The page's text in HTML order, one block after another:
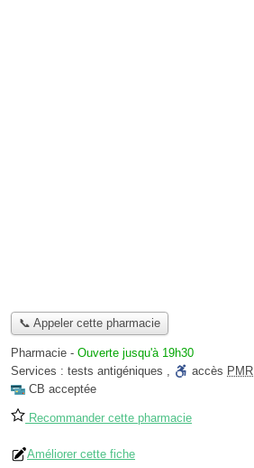
📞 Appeler cette pharmacie
Pharmacie - Ouverte jusqu'à 19h30
Services : tests antigéniques , accès PMR
CB acceptée
Recommander cette pharmacie
Améliorer cette fiche